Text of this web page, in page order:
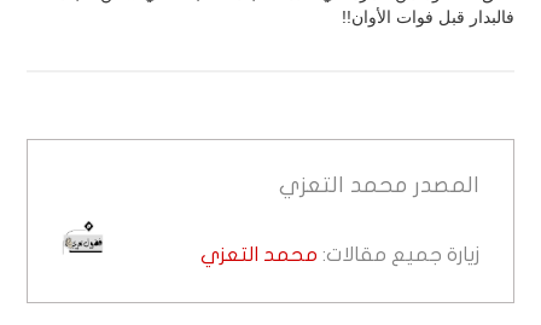
فالبدار قبل فوات الأوان!!
المصدر محمد التعزي
زيارة جميع مقالات: محمد التعزي